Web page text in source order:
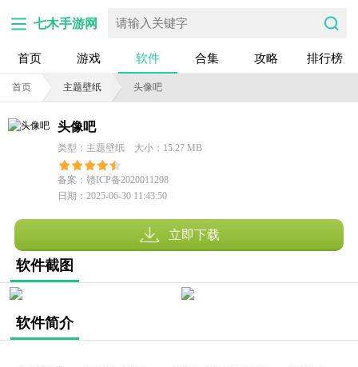
七木手游网
首页 游戏 软件 合集 攻略 排行榜
首页 主题壁纸 头像吧
头像吧
类型：主题壁纸 大小：15.27 MB
备案：赣ICP备2020011298
号-3A
日期：2025-06-30 11:43:50
立即下载
软件截图
软件简介